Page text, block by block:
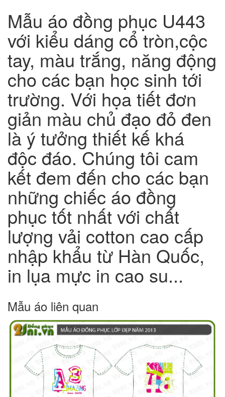
Mẫu áo đồng phục U443
với kiểu dáng cổ tròn,cộc
tay, màu trắng, năng động
cho các bạn học sinh tới
trường. Với họa tiết đơn
giản màu chủ đạo đỏ đen
là ý tưởng thiết kế khá
độc đáo. Chúng tôi cam
kết đem đến cho các bạn
những chiếc áo đồng
phục tốt nhất với chất
lượng vải cotton cao cấp
nhập khẩu từ Hàn Quốc,
in lụa mực in cao su...
Mẫu áo liên quan